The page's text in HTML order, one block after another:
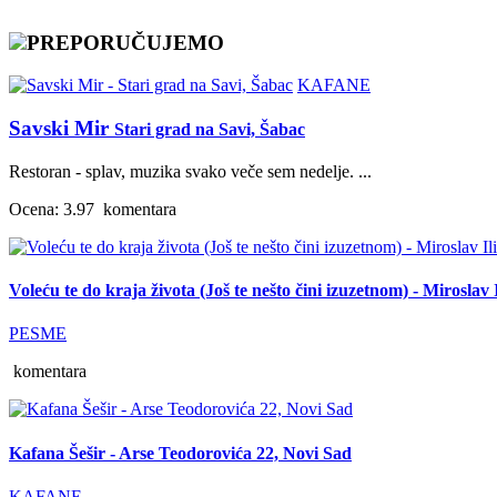
PREPORUČUJEMO
KAFANE
Savski Mir Stari grad na Savi, Šabac
Restoran - splav, muzika svako veče sem nedelje. ...
Ocena: 3.97 komentara
Voleću te do kraja života (Još te nešto čini izuzetnom) - Miroslav
PESME
komentara
Kafana Šešir - Arse Teodorovića 22, Novi Sad